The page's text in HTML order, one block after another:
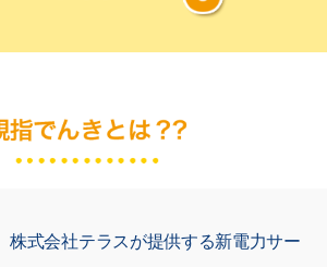
株式会社テラスが提供する新電力サー